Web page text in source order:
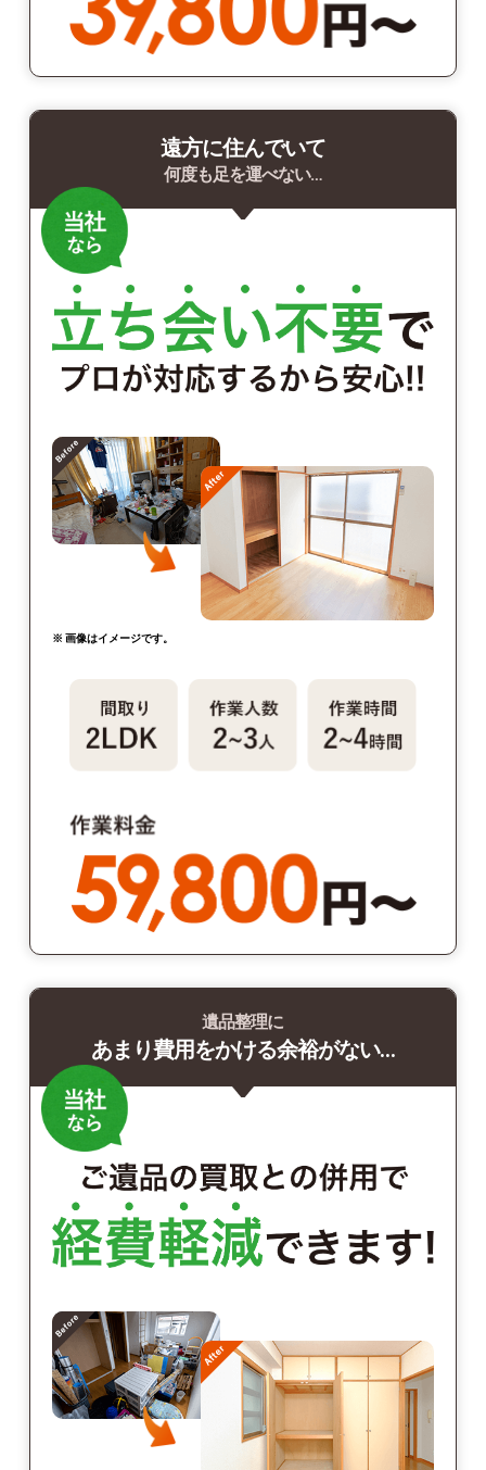
遠方に住んでいて
何度も足を運べない…
※ 画像はイメージです。
遺品整理に
あまり費用をかける余裕がない…